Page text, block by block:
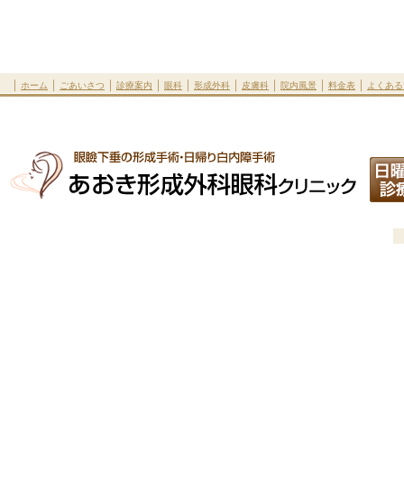
｜ ホーム ｜ ごあいさつ ｜ 診療案内 ｜ 眼科 ｜ 形成外科 ｜ 皮膚科 ｜ 院内風景 ｜ 料金表 ｜ よくあ